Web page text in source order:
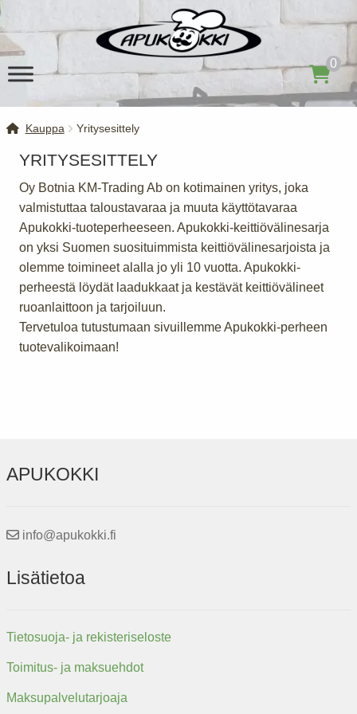
navigointiin
sisältöön
0
Kauppa Yritysesittely
YRITYSESITTELY
Oy Botnia KM-Trading Ab on kotimainen yritys, joka
valmistuttaa taloustavaraa ja muuta käyttötavaraa
Apukokki-tuoteperheeseen. Apukokki-keittiövälinesarja
on yksi Suomen suosituimmista keittiövälinesarjoista ja
olemme toimineet alalla jo yli 10 vuotta. Apukokki-
perheestä löydät laadukkaat ja kestävät keittiövälineet
ruoanlaittoon ja tarjoiluun.
Tervetuloa tutustumaan sivuillemme Apukokki-perheen
tuotevalikoimaan!
APUKOKKI
info@apukokki.fi
Lisätietoa
Tietosuoja- ja rekisteriseloste
Toimitus- ja maksuehdot
Maksupalvelutarjoaja